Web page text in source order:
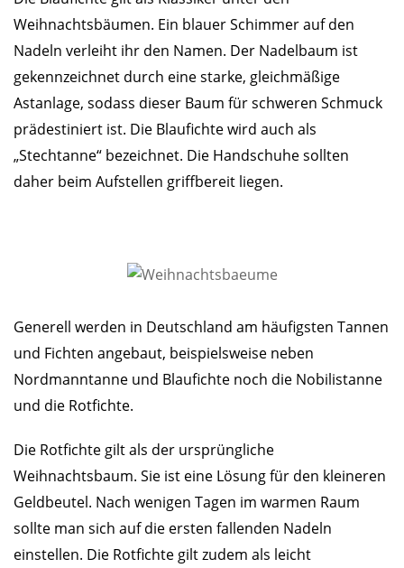
Weihnachtsbäumen. Ein blauer Schimmer auf den
Nadeln verleiht ihr den Namen. Der Nadelbaum ist
gekennzeichnet durch eine starke, gleichmäßige
Astanlage, sodass dieser Baum für schweren Schmuck
prädestiniert ist. Die Blaufichte wird auch als
„Stechtanne“ bezeichnet. Die Handschuhe sollten
daher beim Aufstellen griffbereit liegen.
Generell werden in Deutschland am häufigsten Tannen
und Fichten angebaut, beispielsweise neben
Nordmanntanne und Blaufichte noch die Nobilistanne
und die Rotfichte.
Die Rotfichte gilt als der ursprüngliche
Weihnachtsbaum. Sie ist eine Lösung für den kleineren
Geldbeutel. Nach wenigen Tagen im warmen Raum
sollte man sich auf die ersten fallenden Nadeln
einstellen. Die Rotfichte gilt zudem als leicht